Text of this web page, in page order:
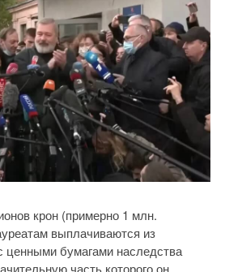
крон (примерно 1 млн.
выплачиваются из
ценными бумагами наследства
часть которого он